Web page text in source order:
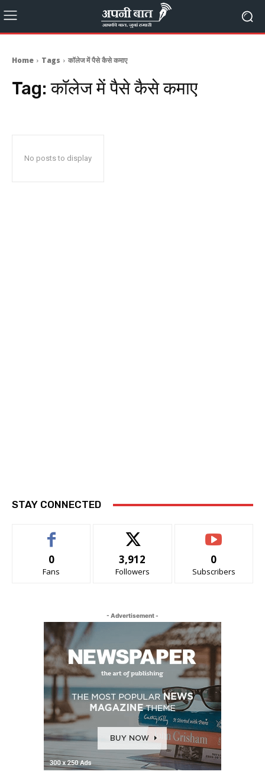
Home Tags कॉलेज में पैसे कैसे कमाए
Tag:कॉलेज में पैसे कैसे कमाए
No posts to display
STAY CONNECTED
0
Fans
3,912
Followers
0
Subscribers
- Advertisement -